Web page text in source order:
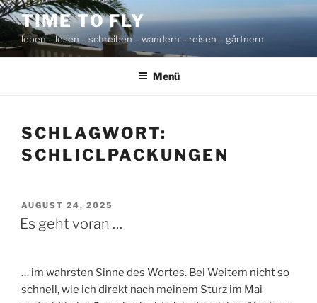
Zum
Inhalt
springen
TIME TO FLY
leben – lesen – schreiben – wandern – reisen – gärtnern
Menü
SCHLAGWORT:
SCHLICLPACKUNGEN
VERÖFFENTLICHT
AM
AUGUST 24, 2025
Es geht voran …
… im wahrsten Sinne des Wortes. Bei Weitem nicht so
schnell, wie ich direkt nach meinem Sturz im Mai